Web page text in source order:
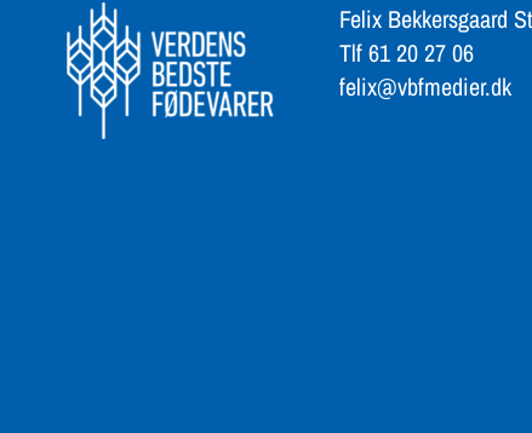
Felix Bekkersgaard
Tlf 61 20 27 06
felix@vbfmedier.dk